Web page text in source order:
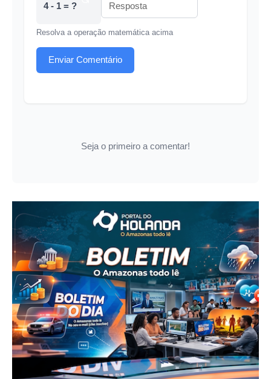
4 - 1 = ?
Resolva a operação matemática acima
Enviar Comentário
Seja o primeiro a comentar!